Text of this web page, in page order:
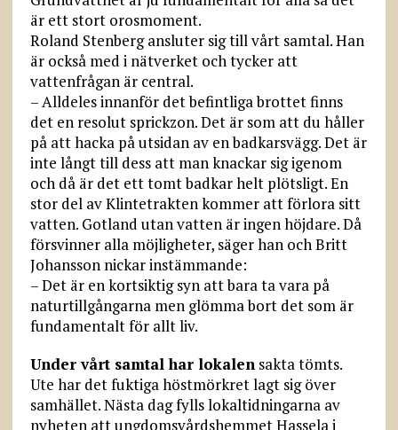
är ett stort orosmoment.
Roland Stenberg ansluter sig till vårt samtal. Han
är också med i nätverket och tycker att
vattenfrågan är central.
– Alldeles innanför det befintliga brottet finns
det en resolut sprickzon. Det är som att du håller
på att hacka på utsidan av en badkarsvägg. Det är
inte långt till dess att man knackar sig igenom
och då är det ett tomt badkar helt plötsligt. En
stor del av Klintetrakten kommer att förlora sitt
vatten. Gotland utan vatten är ingen höjdare. Då
försvinner alla möjligheter, säger han och Britt
Johansson nickar instämmande:
– Det är en kortsiktig syn att bara ta vara på
naturtillgångarna men glömma bort det som är
fundamentalt för allt liv.
Under vårt samtal har lokalensakta tömts.
Ute har det fuktiga höstmörkret lagt sig över
samhället. Nästa dag fylls lokaltidningarna av
nyheten att ungdomsvårdshemmet Hassela i